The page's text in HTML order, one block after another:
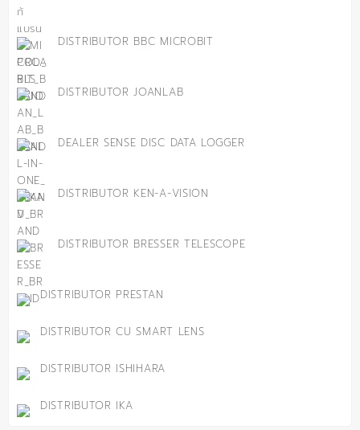
DISTRIBUTOR BBC MICROBIT
DISTRIBUTOR JOANLAB
DEALER SENSE DISC DATA LOGGER
DISTRIBUTOR KEN-A-VISION
DISTRIBUTOR BRESSER TELESCOPE
DISTRIBUTOR PRESTAN
DISTRIBUTOR CU SMART LENS
DISTRIBUTOR ISHIHARA
DISTRIBUTOR IKA